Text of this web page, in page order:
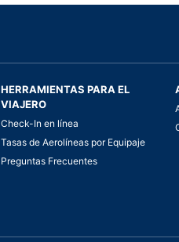
HERRAMIENTAS PARA EL
VIAJERO
Check-In en línea
Tasas de Aerolíneas por Equipaje
Preguntas Frecuentes